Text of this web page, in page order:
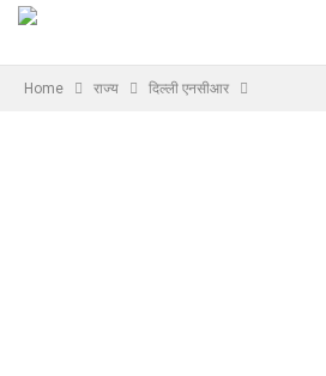
Home राज्य दिल्ली एनसीआर